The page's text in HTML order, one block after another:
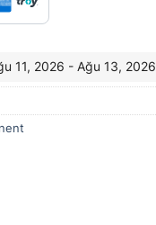
11, 2026 - Ağu 13, 2026